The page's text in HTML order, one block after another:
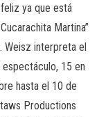
ya que está
Martina”
Weisz interpreta el
15 en
hasta el 10 de
Productions